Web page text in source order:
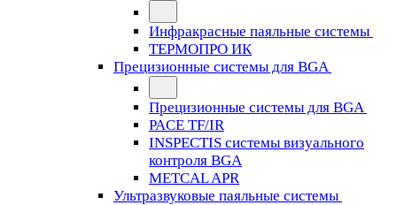
Инфракрасные паяльные системы
ТЕРМОПРО ИК
Прецизионные системы для BGA
Прецизионные системы для BGA
PACE TF/IR
INSPECTIS системы визуального
контроля BGA
METCAL APR
Ультразвуковые паяльные системы